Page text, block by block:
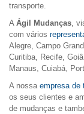
transporte.
A Ágil Mudanças,
com vários
Alegre, Campo
Curitiba, Recife,
Manaus, Cuiabá,
A nossa empresa de
os seus clientes e
de mudanças e